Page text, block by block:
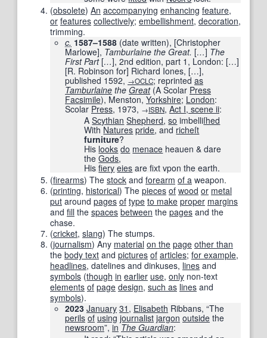
(obsolete) An accompanying enhancing feature,
or features collectively; embellishment, decoration,
trimming.
c. 1587–1588 (date written), [Christopher
Marlowe], Tamburlaine the Great. […] The
First Part […], 2nd edition, part 1, London: […]
[R. Robinson for] Richard Iones, […],
published 1592, →OCLC; reprinted as
Tamburlaine the Great(A Scolar Press
Facsimile), Menston, Yorkshire; London:
Scolar Press, 1973, →ISBN, Act I, scene ii:
AScythian Shepherd,so imbelliſhed
With Natures pride, and richeſt
furniture?
His looks do menace heauen & dare
theGods,
Hisfiery eies are fixt vpon the earth.
(firearms) The stock and forearm of a weapon.
(printing, historical) The pieces of wood or metal
put around pages of type to make proper margins
and fill the spaces between the pages and the
chase.
(cricket, slang) The stumps.
(journalism) Any material on the page other than
the body text and pictures of articles; for example,
headlines, datelines and dinkuses, lines and
symbols (though in earlier use, only non-text
elements of page design, such as lines and
symbols).
2023 January 31 , Elisabeth Ribbans, “The
perils of using journalist jargon outside the
newsroom”, in The Guardian‎: